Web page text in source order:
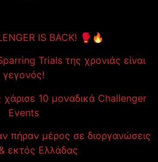
IS BACK! 🥊🔥
Trials της χρονιάς είναι
γεγονός!
χάρισε 10 μοναδικά Challenger
Events
πήραν μέρος σε διοργανώσεις
εκτός Ελλάδας